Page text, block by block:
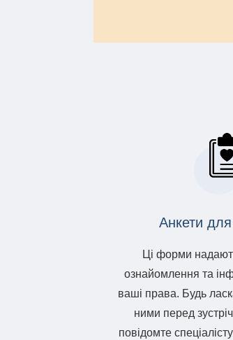
Анкети
Ці форми
ознайомлення та
ваші права. Будь
ними перед
повідомте